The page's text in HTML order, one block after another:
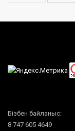
Бізбен байланыс:
8 747 605 4649